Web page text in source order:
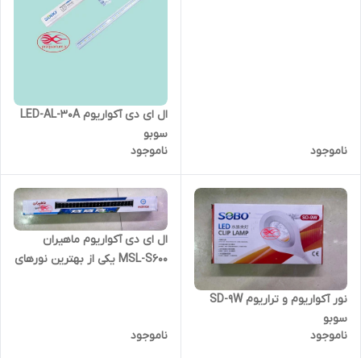
ناموجود
ال ای دی آکواریوم LED-AL-30A
سوبو
ناموجود
نور آکواریوم و تراریوم SD-9W
سوبو
ناموجود
ال ای دی آکواریوم ماهیران
MSL-S600 یکی از بهترین نورهای
ناموجود